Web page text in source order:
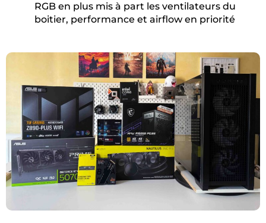
RGB en plus mis à part les ventilateurs du
boitier, performance et airflow en priorité